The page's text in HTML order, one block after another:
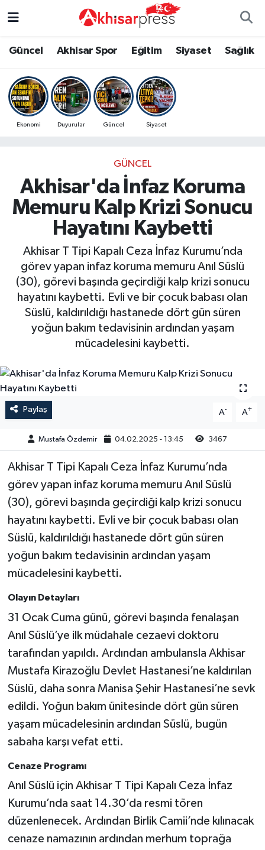
Güncel Akhisar Spor Eğitim Siyaset Sağlık
Ekonomi Duyurular Güncel Siyaset
GÜNCEL
Akhisar'da İnfaz Koruma
Memuru Kalp Krizi Sonucu
Hayatını Kaybetti
Akhisar T Tipi Kapalı Ceza İnfaz Kurumu’nda
görev yapan infaz koruma memuru Anıl Süslü
(30), görevi başında geçirdiği kalp krizi sonucu
hayatını kaybetti. Evli ve bir çocuk babası olan
Süslü, kaldırıldığı hastanede dört gün süren
yoğun bakım tedavisinin ardından yaşam
mücadelesini kaybetti.
Paylaş A- A+
Mustafa Özdemir 04.02.2025 - 13:45 3467
Akhisar T Tipi Kapalı Ceza İnfaz Kurumu’nda
görev yapan infaz koruma memuru Anıl Süslü
(30), görevi başında geçirdiği kalp krizi sonucu
hayatını kaybetti. Evli ve bir çocuk babası olan
Süslü, kaldırıldığı hastanede dört gün süren
yoğun bakım tedavisinin ardından yaşam
mücadelesini kaybetti.
Olayın Detayları
31 Ocak Cuma günü, görevi başında fenalaşan
Anıl Süslü’ye ilk müdahale cezaevi doktoru
tarafından yapıldı. Ardından ambulansla Akhisar
Mustafa Kirazoğlu Devlet Hastanesi’ne kaldırılan
Süslü, daha sonra Manisa Şehir Hastanesi’ne sevk
edildi. Yoğun bakım ünitesinde dört gün süren
yaşam mücadelesinin ardından Süslü, bugün
sabaha karşı vefat etti.
Cenaze Programı
Anıl Süslü için Akhisar T Tipi Kapalı Ceza İnfaz
Kurumu’nda saat 14.30’da resmi tören
düzenlenecek. Ardından Birlik Camii’nde kılınacak
cenaze namazının ardından merhum toprağa
Güncel
Akhisar Spor
Eğitim
Ekonomi
Tarım-Gıda
Kültür-Sanat
Magazin
Duyurular
Magazin
Kültür-Sanat
Duyurular
Röportaj
Dünya
Yaşam
Kadın
Teknoloji
Yerel Haber
Akhisar Emlak
Ülke
Etiketler
Güncel
Eğitim
Siyaset
Ekonomi
Magazin
Kültür-Sanat
Duyurular
Tarım-Gıda
Röportaj
Dünya
Yaşam
Kadın
Teknoloji
Yerel Haber
Akhisar Emlak
Etiketler
Manisa Nöbetçi Eczaneler
Manisa Hava Durumu
Manisa Namaz Vakitleri
Süper Lig Puan Durumu ve Fikstür
Tüm Manşetler
Son Dakika Haberleri
Haber Arşivi